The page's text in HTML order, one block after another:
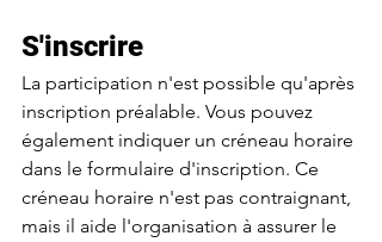
S'inscrire
La participation n'est possible qu'après
inscription préalable. Vous pouvez
également indiquer un créneau horaire
dans le formulaire d'inscription. Ce
créneau horaire n'est pas contraignant,
mais il aide l'organisation à assurer le